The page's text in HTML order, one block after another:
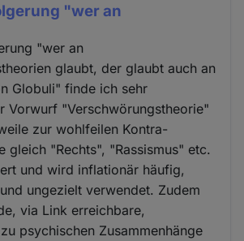
"wer an
"wer an
glaubt, der glaubt auch an
Globuli" finde ich sehr
Vorwurf "Verschwörungstheorie"
zur wohlfeilen Kontra-
gleich "Rechts", "Rassismus" etc.
und wird inflationär häufig,
ungezielt verwendet. Zudem
via Link erreichbare,
psychischen Zusammenhänge